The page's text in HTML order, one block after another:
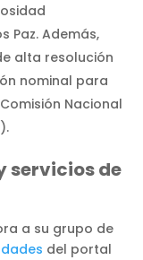
Paz. Además,
alta resolución
nominal para
Nacional
servicios de
a su grupo de
del portal